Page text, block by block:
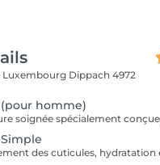
Luxembourg Dippach 4972
homme)